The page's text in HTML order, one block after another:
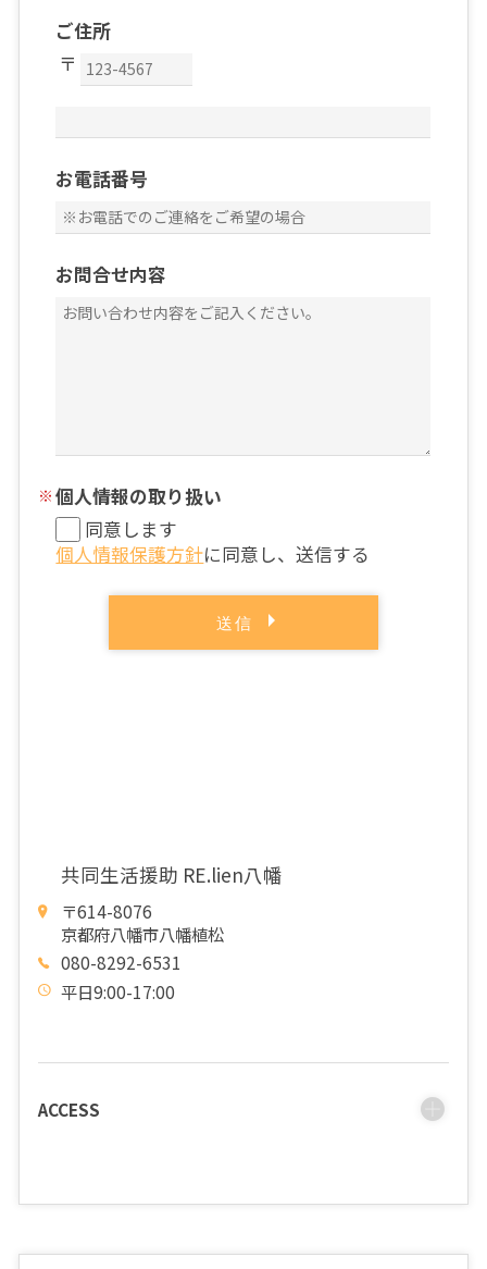
ご住所
お電話番号
お問合せ内容
個人情報の取り扱い
同意します
個人情報保護方針に同意し、送信する
共同生活援助 RE.lien八幡
〒614-8076
京都府八幡市八幡植松
080-8292-6531
平日9:00-17:00
ACCESS